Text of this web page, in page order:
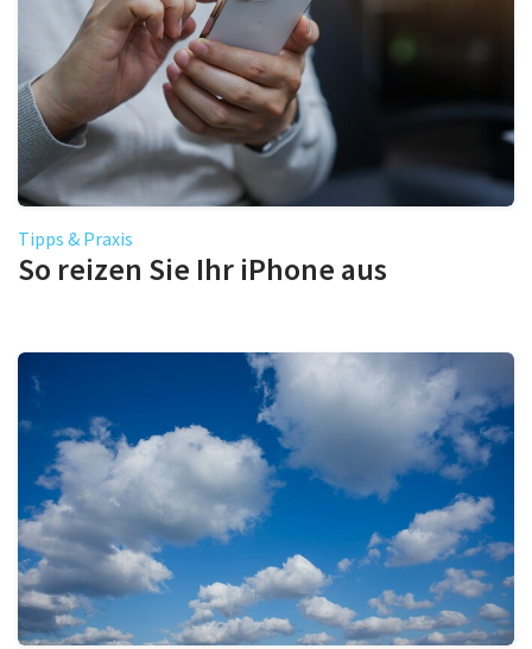
Tipps & Praxis
So reizen Sie Ihr iPhone aus